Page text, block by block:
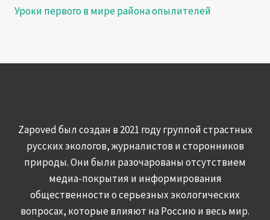
Уроки первого в мире района опылителей
Zapoved был создан в 2021 году группой страстных
русских экологов, журналистов и сторонников
природы. Они были разочарованы отсутствием
медиа-покрытия и информирования
общественности о серьезных экологических
вопросах, которые влияют на Россию и весь мир.